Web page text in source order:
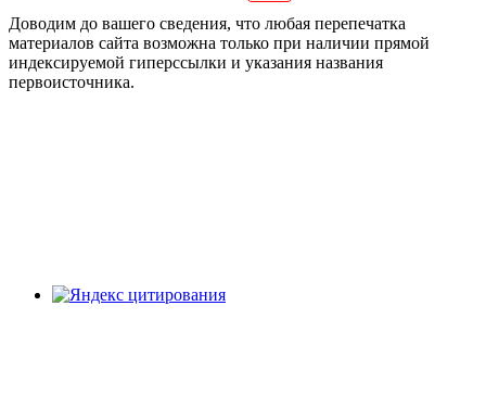
Доводим до вашего сведения, что любая перепечатка
материалов сайта возможна только при наличии прямой
индексируемой гиперссылки и указания названия
первоисточника.